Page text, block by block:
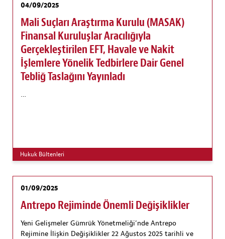
04/09/2025
Mali Suçları Araştırma Kurulu (MASAK)
Finansal Kuruluşlar Aracılığıyla
Gerçekleştirilen EFT, Havale ve Nakit
İşlemlere Yönelik Tedbirlere Dair Genel
Tebliğ Taslağını Yayınladı
…
Hukuk Bültenleri
01/09/2025
Antrepo Rejiminde Önemli Değişiklikler
Yeni Gelişmeler Gümrük Yönetmeliği’nde Antrepo
Rejimine İlişkin Değişiklikler 22 Ağustos 2025 tarihli ve